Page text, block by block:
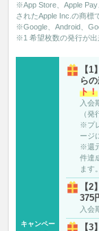
※App Store、Apple
されたApple Inc.の商標
※Google、Android、
※1 希望枚数の発行が出
キャンペー
【1
ら
ト！
入会
（
※プ
ージ
※還
件達
ます。
【2
375
入会
【3